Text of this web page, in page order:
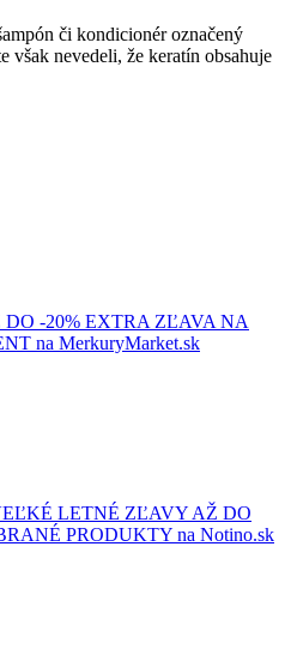
či kondicionér označený
však nevedeli, že keratín obsahuje
-20% EXTRA ZĽAVA NA
na MerkuryMarket.sk
LETNÉ ZĽAVY AŽ DO
PRODUKTY na Notino.sk